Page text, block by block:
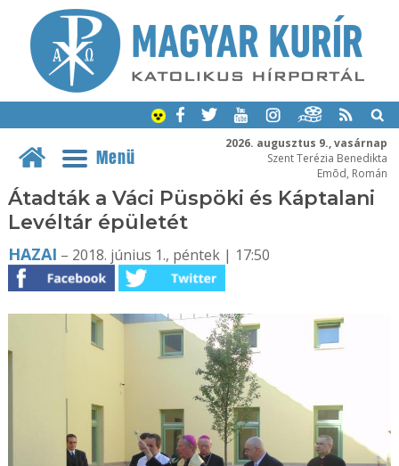
2026. augusztus 9., vasárnap
Szent Terézia Benedikta
Emõd, Román
Menü
Átadták a Váci Püspöki és Káptalani
Levéltár épületét
HAZAI – 2018. június 1., péntek | 17:50